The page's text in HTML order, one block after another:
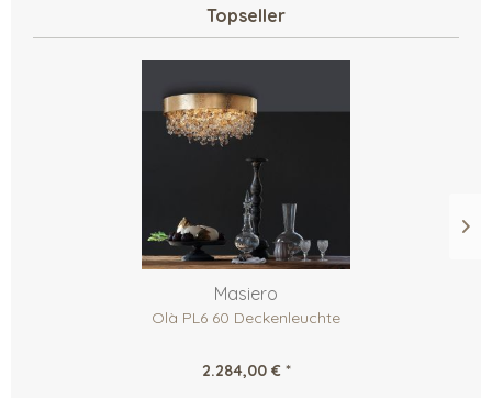
Topseller
Masiero
Olà PL6 60 Deckenleuchte
2.284,00 € *